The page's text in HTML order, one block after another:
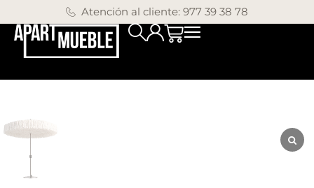
Atención al cliente: 977 39 38 78